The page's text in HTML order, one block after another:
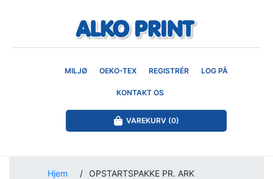
MILJØ OEKO-TEX REGISTRÉR LOG PÅ
KONTAKT OS
VAREKURV (0)
Hjem / OPSTARTSPAKKE PR. ARK